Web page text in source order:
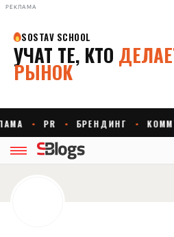
РЕКЛАМА